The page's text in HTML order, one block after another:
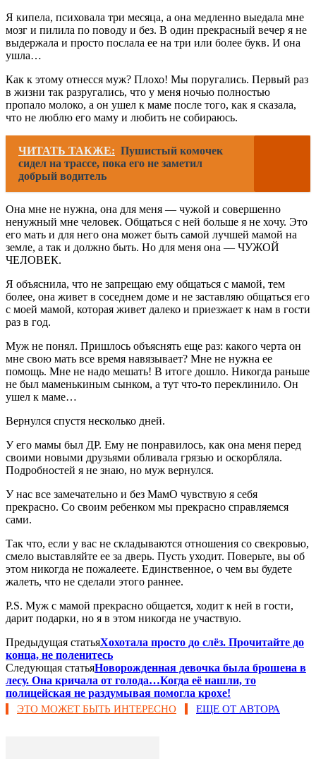
Я кипела, психовала три месяца, а она медленно выедала мне
мозг и пилила по поводу и без. В один прекрасный вечер я не
выдержала и просто послала ее на три или более букв. И она
ушла…
Как к этому отнесся муж? Плохо! Мы поругались. Первый раз
в жизни так разругались, что у меня ночью полностью
пропало молоко, а он ушел к маме после того, как я сказала,
что не люблю его маму и любить не собираюсь.
ЧИТАТЬ ТАКЖЕ: Пушистый комочек
сидел на трассе, пока его не заметил
добрый водитель
Она мне не нужна, она для меня — чужой и совершенно
ненужный мне человек. Общаться с ней больше я не хочу. Это
его мать и для него она может быть самой лучшей мамой на
земле, а так и должно быть. Но для меня она — ЧУЖОЙ
ЧЕЛОВЕК.
Я объяснила, что не запрещаю ему общаться с мамой, тем
более, она живет в соседнем доме и не заставляю общаться его
с моей мамой, которая живет далеко и приезжает к нам в гости
раз в год.
Муж не понял. Пришлось объяснять еще раз: какого черта он
мне свою мать все время навязывает? Мне не нужна ее
помощь. Мне не надо мешать! В итоге дошло. Никогда раньше
не был маменькиным сынком, а тут что-то переклинило. Он
ушел к маме…
Вернулся спустя несколько дней.
У его мамы был ДР. Ему не понравилось, как она меня перед
своими новыми друзьями обливала грязью и оскорбляла.
Подробностей я не знаю, но муж вернулся.
У нас все замечательно и без МамО чувствую я себя
прекрасно. Со своим ребенком мы прекрасно справляемся
сами.
Так что, если у вас не складываются отношения со свекровью,
смело выставляйте ее за дверь. Пусть уходит. Поверьте, вы об
этом никогда не пожалеете. Единственное, о чем вы будете
жалеть, что не сделали этого раннее.
P.S. Муж с мамой прекрасно общается, ходит к ней в гости,
дарит подарки, но я в этом никогда не участвую.
Предыдущая статьяХохотала просто до слёз. Прочитайте до
конца, не поленитесь
Следующая статьяНоворожденная девочка была брошена в
лесу. Она кричала от голода…Когда её нашли, то
полицейская не раздумывая помогла крохе!
ЭТО МОЖЕТ БЫТЬ ИНТЕРЕСНО ЕЩЕ ОТ АВТОРА